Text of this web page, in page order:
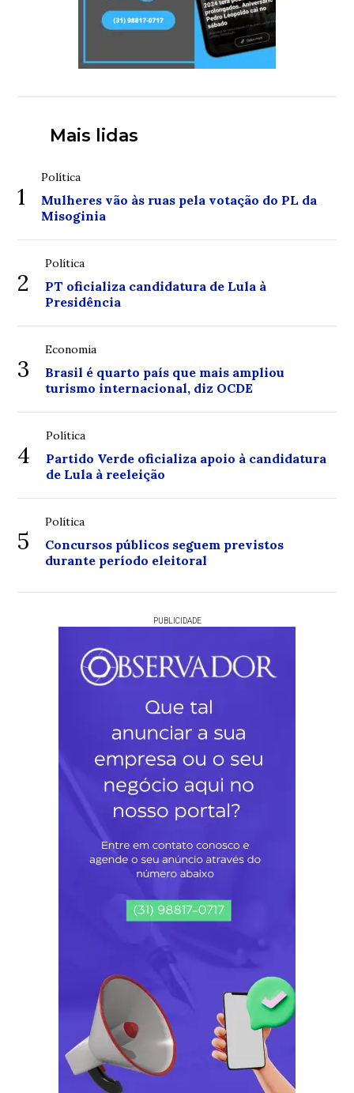
Mais lidas
1
Política
Mulheres vão às ruas pela votação do PL da
Misoginia
2
Política
PT oficializa candidatura de Lula à
Presidência
3
Economia
Brasil é quarto país que mais ampliou
turismo internacional, diz OCDE
4
Política
Partido Verde oficializa apoio à candidatura
de Lula à reeleição
5
Política
Concursos públicos seguem previstos
durante período eleitoral
PUBLICIDADE